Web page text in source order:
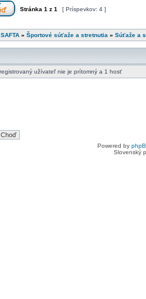
Stránka 1 z 1 [ Príspevkov: 4 ]
» Športové súťaže a stretnutia » Súťaže a
užívateľ nie je prítomný a 1 hosť
Powered by
Slovenský